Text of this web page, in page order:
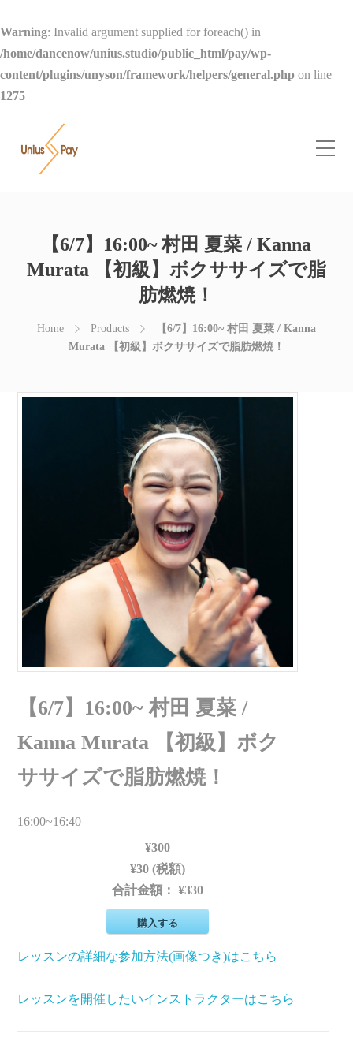
Warning: Invalid argument supplied for foreach() in
/home/dancenow/unius.studio/public_html/pay/wp-
content/plugins/unyson/framework/helpers/general.php on line
1275
【6/7】16:00~ 村田 夏菜 / Kanna
Murata 【初級】ボクササイズで脂
肪燃焼！
Home Products
【6/7】16:00~ 村田 夏菜 / Kanna
Murata 【初級】ボクササイズで脂肪燃焼！
【6/7】16:00~ 村田 夏菜 /
Kanna Murata 【初級】ボク
ササイズで脂肪燃焼！
16:00~16:40
¥300
¥30 (税額)
合計金額：¥330
購入する
レッスンの詳細な参加方法(画像つき)はこちら
レッスンを開催したいインストラクターはこちら